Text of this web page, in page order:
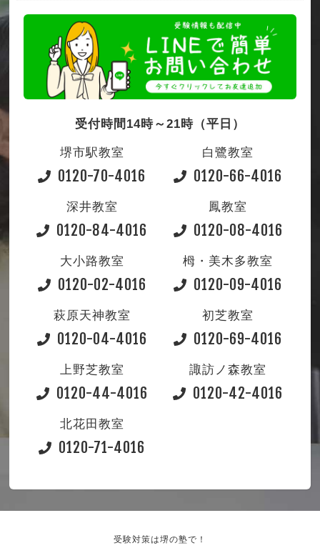
受付時間14時～21時（平日）
堺市駅教室
0120-70-4016
白鷺教室
0120-66-4016
深井教室
0120-84-4016
鳳教室
0120-08-4016
大小路教室
0120-02-4016
栂・美木多教室
0120-09-4016
萩原天神教室
0120-04-4016
初芝教室
0120-69-4016
上野芝教室
0120-44-4016
諏訪ノ森教室
0120-42-4016
北花田教室
0120-71-4016
受験対策は堺の塾で！